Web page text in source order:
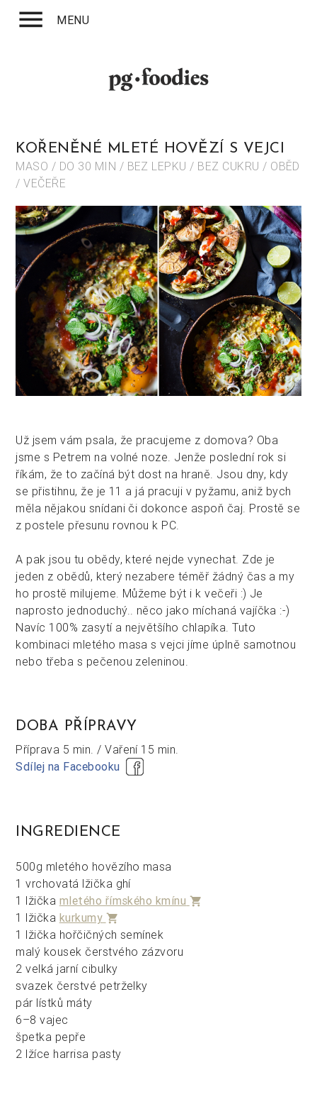
menu MENU
KOŘENĚNÉ MLETÉ HOVĚZÍ S VEJCI
MASO / DO 30 MIN / BEZ LEPKU / BEZ CUKRU / OBĚD
/ VEČEŘE
Už jsem vám psala, že pracujeme z domova? Oba
jsme s Petrem na volné noze. Jenže poslední rok si
říkám, že to začíná být dost na hraně. Jsou dny, kdy
se přistihnu, že je 11 a já pracuji v pyžamu, aniž bych
měla nějakou snídani či dokonce aspoň čaj. Prostě se
z postele přesunu rovnou k PC.
A pak jsou tu obědy, které nejde vynechat. Zde je
jeden z obědů, který nezabere téměř žádný čas a my
ho prostě milujeme. Můžeme být i k večeři :) Je
naprosto jednoduchý.. něco jako míchaná vajíčka :-)
Navíc 100% zasytí a největšího chlapíka. Tuto
kombinaci mletého masa s vejci jíme úplně samotnou
nebo třeba s pečenou zeleninou.
DOBA PŘÍPRAVY
Příprava 5 min. /Vaření 15 min.
Sdílej na Facebooku
INGREDIENCE
500g mletého hovězího masa
1 vrchovatá lžička ghí
1 lžička mletého římského kmínu shopping_cart
1 lžička kurkumy shopping_cart
1 lžička hořčičných semínek
malý kousek čerstvého zázvoru
2 velká jarní cibulky
svazek čerstvé petrželky
pár lístků máty
6–8 vajec
špetka pepře
2 lžíce harrisa pasty